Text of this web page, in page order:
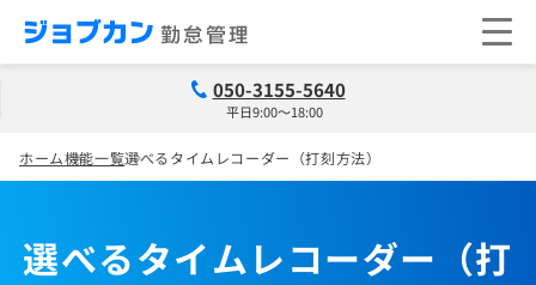
050-3155-5640
平日9:00～18:00
ホーム機能一覧選べるタイムレコーダー（打刻方法）
選べるタイムレコーダー（打